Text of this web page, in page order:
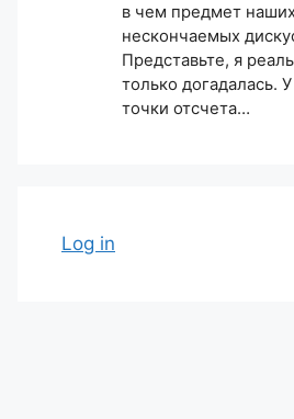
в чем предмет
нескончаемых
Представьте, я
только догадалась.
точки отсчета…
Log in